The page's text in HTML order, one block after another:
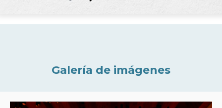
Galería de imágenes